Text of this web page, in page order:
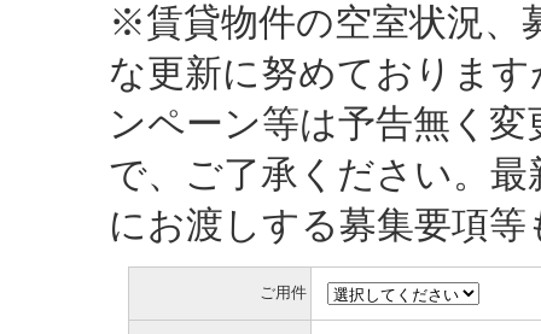
※賃貸物件の空室状況、
な更新に努めておりま
ンペーン等は予告無く
で、ご了承ください。
にお渡しする募集要項
ご用件